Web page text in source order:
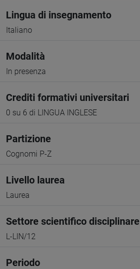
Lingua di insegnamento
Italiano
Modalità
In presenza
Crediti formativi universitari
0 su 6 di LINGUA INGLESE
Partizione
Cognomi P-Z
Livello laurea
Laurea
Settore scientifico disciplinare
L-LIN/12
Periodo